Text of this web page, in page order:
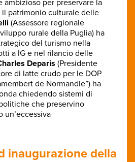
ambizioso per preservare la
patrimonio culturale delle
(Assessore regionale
rurale della Puglia) ha
del turismo nella
a IG e nel rilancio delle
Deparis (Presidente
di latte crudo per le DOP
de Normandie”) ha
chiedendo sistemi di
che preservino
un’eccessiva
inaugurazione della